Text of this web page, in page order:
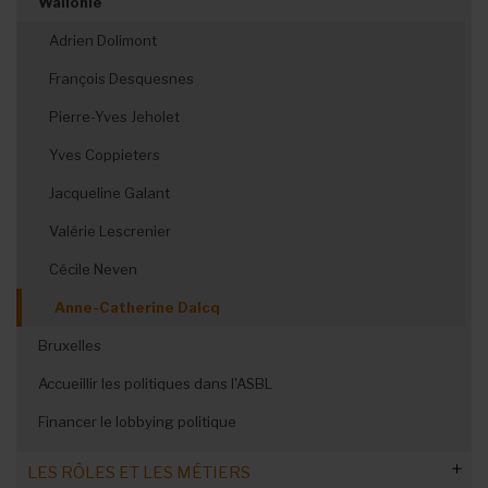
Transition énergétique : témoignage
Maxime Prévot
Frank Vandenbroucke
Vincent Van Peteghem
Jan Jambon
Annelies Verlinden
Bernard Quintin
Theo Francken
Jean-Luc Crucke
Vanessa Matz
Rob Beenders
Anneleen Van Bossuyt
Valérie Glatigny
Valérie Lescrenier
Jacqueline Galant
Yves Coppieters
Adrien Dolimont
Adrien Dolimont
François Desquesnes
Pierre-Yves Jeholet
Yves Coppieters
Jacqueline Galant
Valérie Lescrenier
Cécile Neven
Anne-Catherine Dalcq
Bruxelles
Accueillir les politiques dans l'ASBL
Financer le lobbying politique
LES RÔLES ET LES MÉTIERS